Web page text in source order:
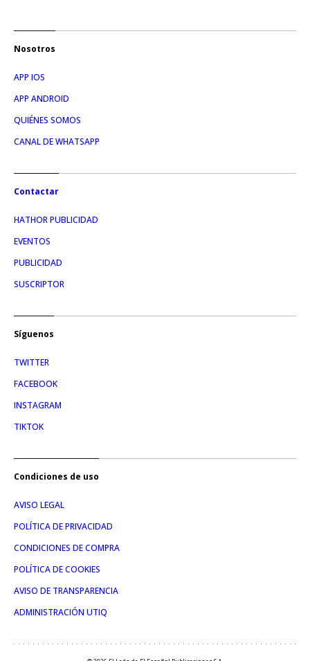
Nosotros
APP IOS
APP ANDROID
QUIÉNES SOMOS
CANAL DE WHATSAPP
Contactar
HATHOR PUBLICIDAD
EVENTOS
PUBLICIDAD
SUSCRIPTOR
Síguenos
TWITTER
FACEBOOK
INSTAGRAM
TIKTOK
Condiciones de uso
AVISO LEGAL
POLÍTICA DE PRIVACIDAD
CONDICIONES DE COMPRA
POLÍTICA DE COOKIES
AVISO DE TRANSPARENCIA
ADMINISTRACIÓN UTIQ